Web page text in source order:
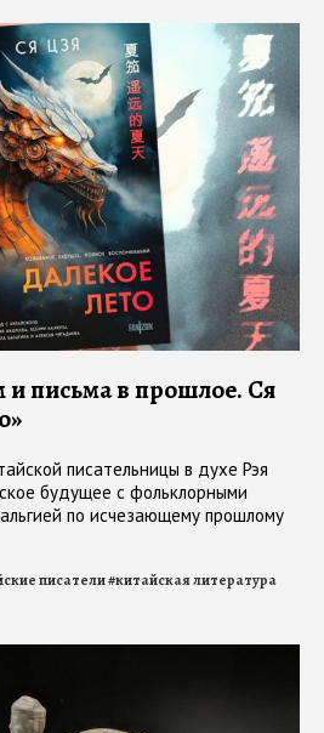
письма в прошлое. Ся
писательницы в духе Рэя
будущее с фольклорными
по исчезающему прошлому
писатели#китайская литература